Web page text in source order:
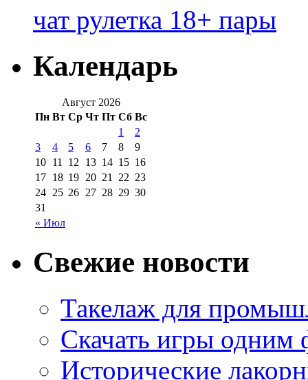
чат рулетка 18+ пары
Календарь
Август 2026
Пн Вт Ср Чт Пт Сб Вс
« Июл
1
2
3
4 5 6 7 8
9
10 11 12 13 14 15 16
17 18 19 20 21 22 23
24 25 26 27 28 29 30
31
Свежие новости
Такелаж для
Скачать игры одним
Исторические